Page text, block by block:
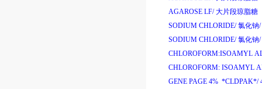
AGAROSE LF/ 大片段琼脂糖
SODIUM CHLORIDE/ 氯化钠/
SODIUM CHLORIDE/ 氯化钠/
CHLOROFORM:ISOAMYL
CHLOROFORM: ISOAMYL
GENE PAGE 4% *CLDPAK*/